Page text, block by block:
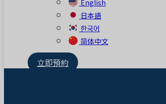
English
日本語
한국어
简体中文
立即預約